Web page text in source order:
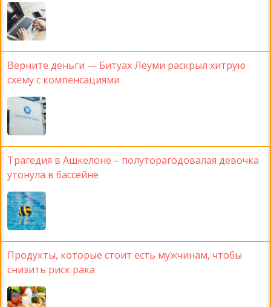
Верните деньги — Битуах Леуми раскрыл хитрую
схему с компенсациями
Трагедия в Ашкелоне – полуторагодовалая девочка
утонула в бассейне
Продукты, которые стоит есть мужчинам, чтобы
снизить риск рака